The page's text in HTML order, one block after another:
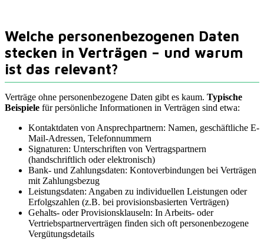
Welche personenbezogenen Daten
stecken in Verträgen – und warum
ist das relevant?
Verträge ohne personenbezogene Daten gibt es kaum. Typische
Beispiele für persönliche Informationen in Verträgen sind etwa:
Kontaktdaten von Ansprechpartnern: Namen, geschäftliche E-
Mail-Adressen, Telefonnummern
Signaturen: Unterschriften von Vertragspartnern
(handschriftlich oder elektronisch)
Bank- und Zahlungsdaten: Kontoverbindungen bei Verträgen
mit Zahlungsbezug
Leistungsdaten: Angaben zu individuellen Leistungen oder
Erfolgszahlen (z.B. bei provisionsbasierten Verträgen)
Gehalts- oder Provisionsklauseln: In Arbeits- oder
Vertriebspartnerverträgen finden sich oft personenbezogene
Vergütungsdetails